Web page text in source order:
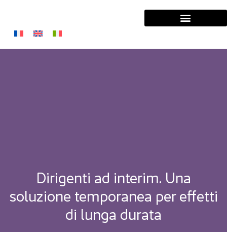
Dirigenti ad interim. Una
soluzione temporanea per effetti
di lunga durata